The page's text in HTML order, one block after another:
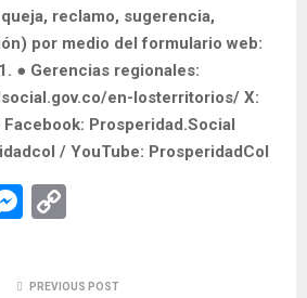
reclamo, sugerencia,
por medio del formulario web:
● Gerencias regionales:
en-losterritorios/ X:
Prosperidad.Social
/ YouTube: ProsperidadCol
M
PREVIOUS POST